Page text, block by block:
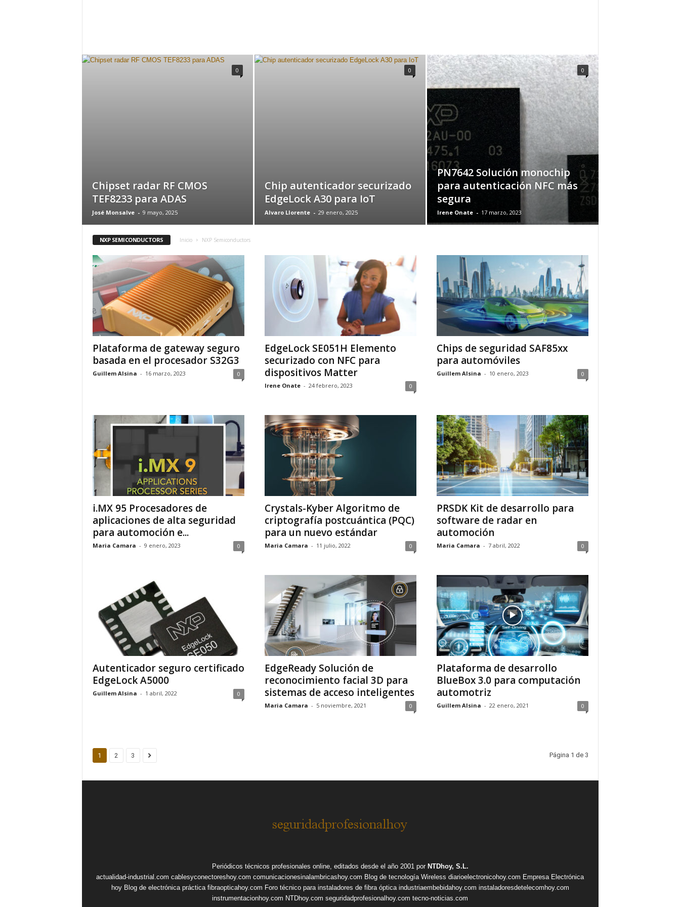
o
Chipset radar RF CMOS
TEF8233 para ADAS
José Monsalve - 9 mayo, 2025
0
Chip autenticador securizado
EdgeLock A30 para IoT
Alvaro Llorente - 29 enero, 2025
0
PN7642 Solución monochip
para autenticación NFC más
segura
Irene Onate - 17 marzo, 2023
0
NXP SEMICONDUCTORS Inicio NXP Semiconductors
Plataforma de gateway seguro
basada en el procesador S32G3
Guillem Alsina - 16 marzo, 2023 0
EdgeLock SE051H Elemento
securizado con NFC para
dispositivos Matter
Irene Onate - 24 febrero, 2023 0
Chips de seguridad SAF85xx
para automóviles
Guillem Alsina - 10 enero, 2023 0
i.MX 95 Procesadores de
aplicaciones de alta seguridad
para automoción e...
Maria Camara - 9 enero, 2023 0
Crystals-Kyber Algoritmo de
criptografía postcuántica (PQC)
para un nuevo estándar
Maria Camara - 11 julio, 2022 0
PRSDK Kit de desarrollo para
software de radar en
automoción
Maria Camara - 7 abril, 2022 0
Autenticador seguro certificado
EdgeLock A5000
Guillem Alsina - 1 abril, 2022 0
EdgeReady Solución de
reconocimiento facial 3D para
sistemas de acceso inteligentes
Maria Camara - 5 noviembre, 2021 0
Plataforma de desarrollo
BlueBox 3.0 para computación
automotriz
Guillem Alsina - 22 enero, 2021 0
1 2 3 Página 1 de 3
Periódicos técnicos profesionales online, editados desde el año 2001 por NTDhoy, S.L.
actualidad-industrial.com cablesyconectoreshoy.com comunicacionesinalambricashoy.com Blog de tecnología Wireless diarioelectronicohoy.com Empresa Electrónica
hoy Blog de electrónica práctica fibraopticahoy.com Foro técnico para instaladores de fibra óptica industriaembebidahoy.com instaladoresdetelecomhoy.com
instrumentacionhoy.com NTDhoy.com seguridadprofesionalhoy.com tecno-noticias.com